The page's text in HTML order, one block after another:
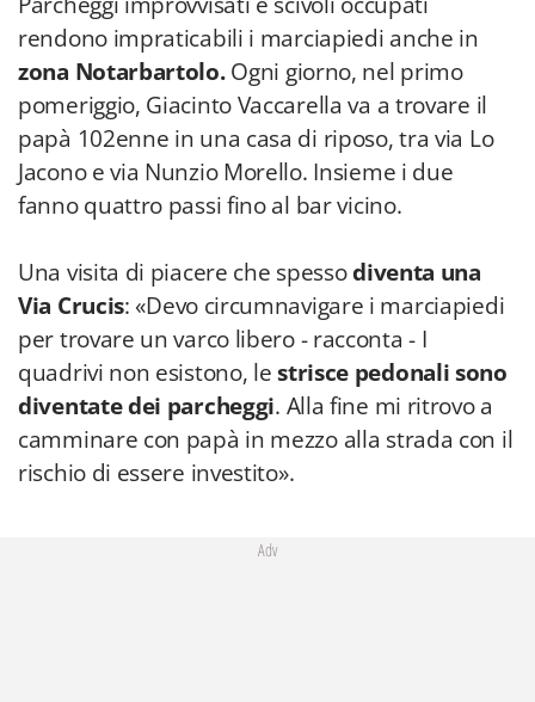
rendono impraticabili i marciapiedi anche in
zona Notarbartolo.Ogni giorno, nel primo
pomeriggio, Giacinto Vaccarella va a trovare il
papà 102enne in una casa di riposo, tra via Lo
Jacono e via Nunzio Morello. Insieme i due
fanno quattro passi fino al bar vicino.
Una visita di piacere che spessodiventa una
Via Crucis: «Devo circumnavigare i marciapiedi
per trovare un varco libero - racconta - I
quadrivi non esistono, lestrisce pedonali sono
diventate dei parcheggi. Alla fine mi ritrovo a
camminare con papà in mezzo alla strada con il
rischio di essere investito».
Adv